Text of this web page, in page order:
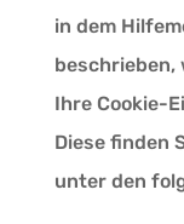
in dem
beschrieben,
Ihre Cookie-
Diese finden
unter den